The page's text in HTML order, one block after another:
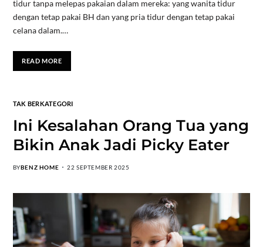
tidur tanpa melepas pakaian dalam mereka: yang wanita tidur
dengan tetap pakai BH dan yang pria tidur dengan tetap pakai
celana dalam.…
READ MORE
TAK BERKATEGORI
Ini Kesalahan Orang Tua yang
Bikin Anak Jadi Picky Eater
BYBENZ HOME 22 SEPTEMBER 2025